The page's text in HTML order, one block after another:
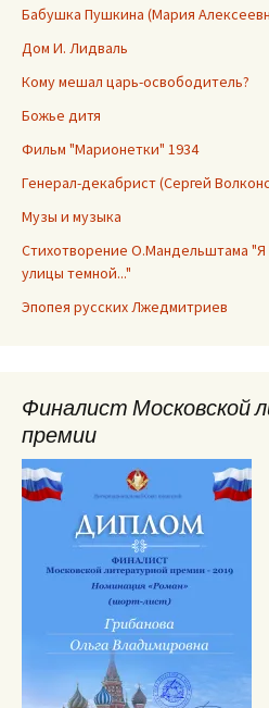
Бабушка Пушкина (Мария
Дом И. Лидваль
Кому мешал царь-освободитель?
Божье дитя
Фильм "Марионетки" 1934
Генерал-декабрист (Сергей
Музы и музыка
Стихотворение О.Мандельштама "Я
улицы темной..."
Эпопея русских Лжедмитриев
Финалист Московской
премии